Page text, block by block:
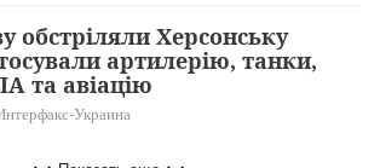
обстріляли Херсонську
артилерію, танки,
та авіацію
Украина